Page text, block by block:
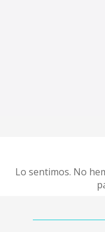
Lo sentimos. No